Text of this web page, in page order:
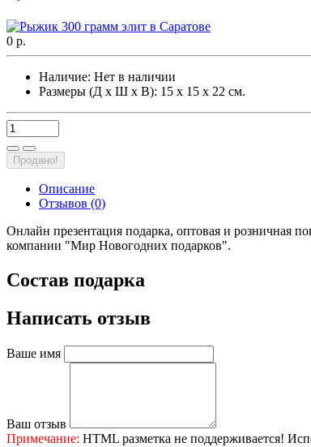
0 р.
Наличие: Нет в наличии
Размеры (Д х Ш х В): 15 х 15 х 22 см.
Продано!
Описание
Отзывов (0)
Онлайн презентация подарка, оптовая и розничная
компании "Мир Новогодних подарков".
Состав подарка
Написать отзыв
Ваше имя
Ваш отзыв
Примечание: HTML разметка не поддерживается!